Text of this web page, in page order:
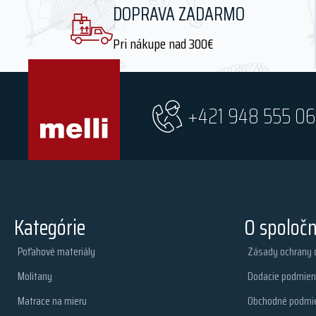
DOPRAVA ZADARMO
Pri nákupe nad 300€
+421 948 555
Kategórie
Poťahové materiály
Molitany
Matrace na mieru
O
Zásady
Dodacie
Obchodné